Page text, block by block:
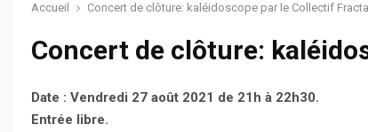
Accueil Concert de clôture: kaléidoscope par le Collectif
Concert de clôture:
Date : Vendredi 27 août 2021 de 21h à 22h30.
Entrée libre.